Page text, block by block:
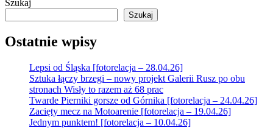
Szukaj
Szukaj
Ostatnie wpisy
Lepsi od Śląska [fotorelacja – 28.04.26]
Sztuka łączy brzegi – nowy projekt Galerii Rusz po obu
stronach Wisły to razem aż 68 prac
Twarde Pierniki gorsze od Górnika [fotorelacja – 24.04.26]
Zacięty mecz na Motoarenie [fotorelacja – 19.04.26]
Jednym punktem! [fotorelacja – 10.04.26]